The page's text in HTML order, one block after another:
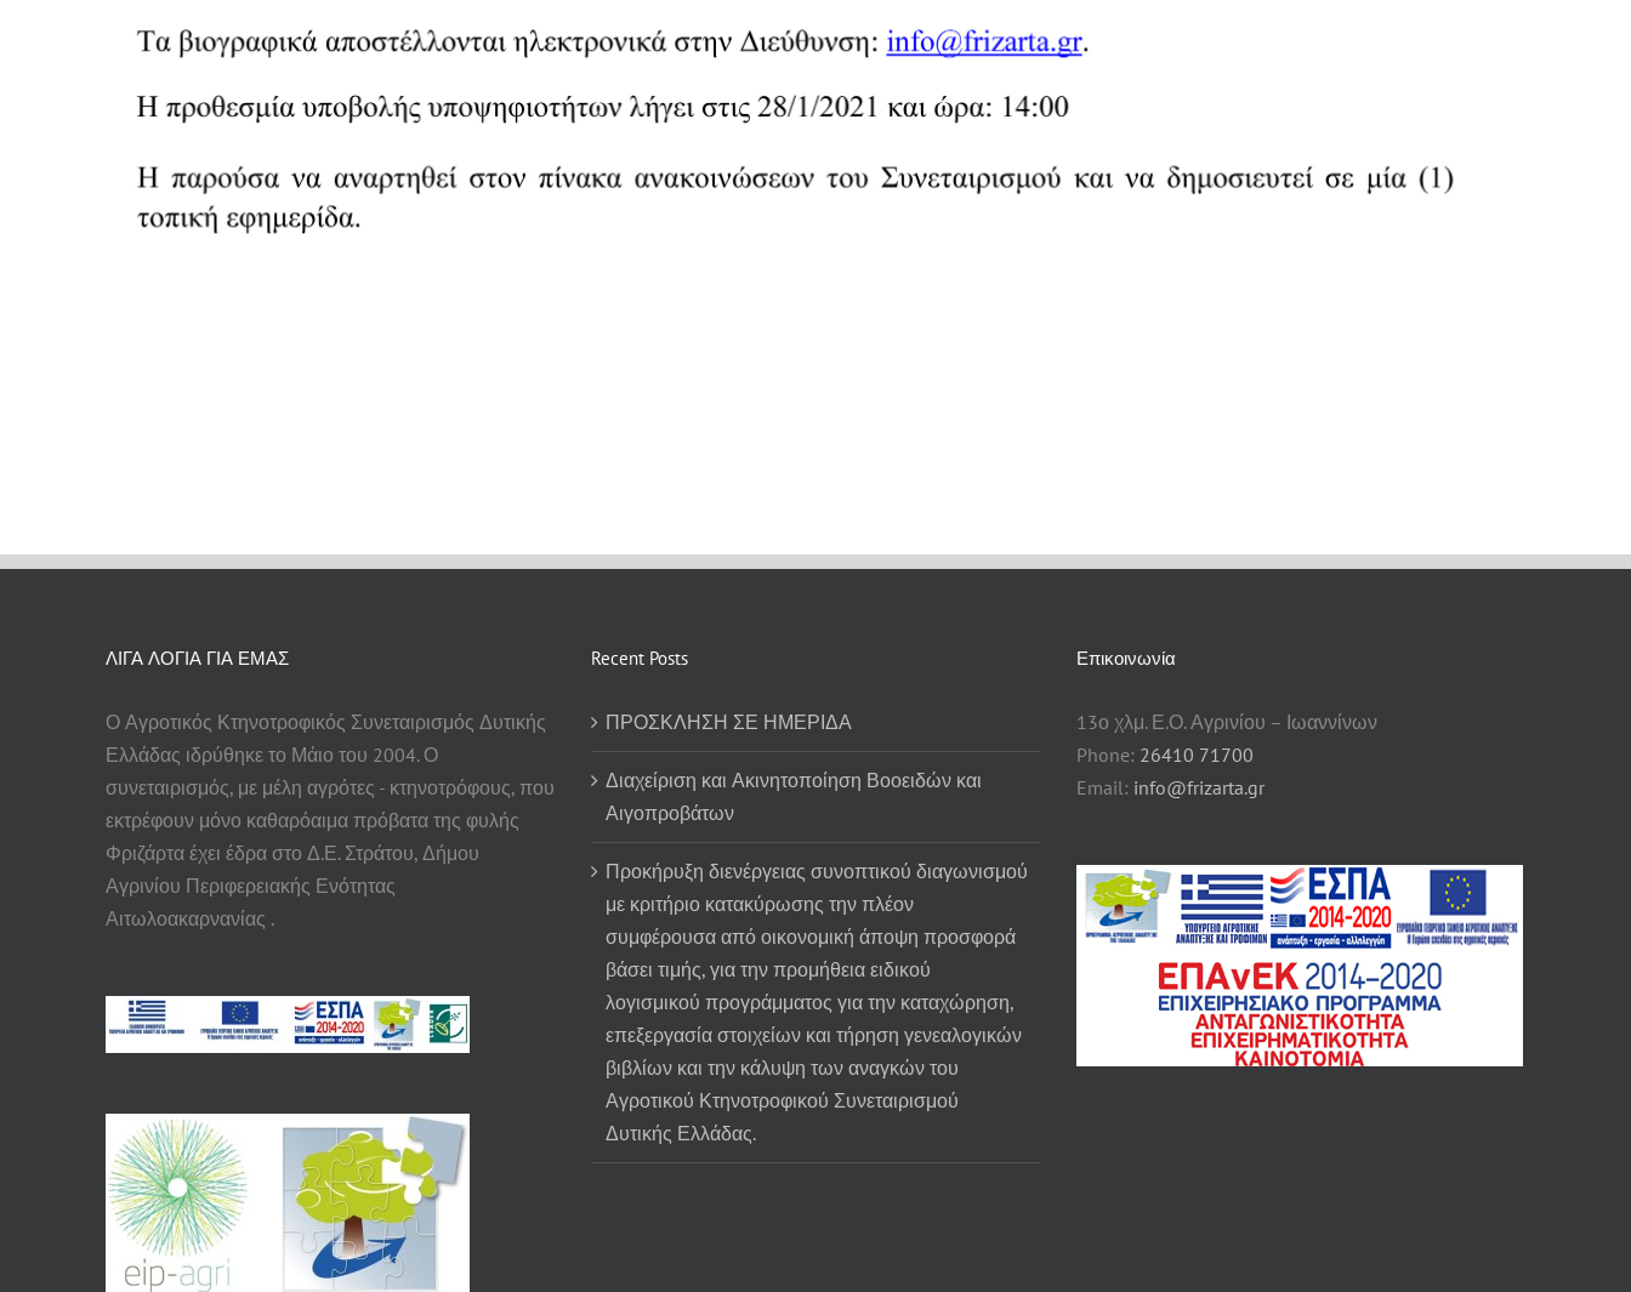
ΛΙΓΑ ΛΟΓΙΑ ΓΙΑ ΕΜΑΣ
Ο Αγροτικός Κτηνοτροφικός Συνεταιρισμός Δυτικής
Ελλάδας ιδρύθηκε το Μάιο του 2004. Ο
συνεταιρισμός, με μέλη αγρότες - κτηνοτρόφους, που
εκτρέφουν μόνο καθαρόαιμα πρόβατα της φυλής
Φριζάρτα έχει έδρα στο Δ.Ε. Στράτου, Δήμου
Αγρινίου Περιφερειακής Ενότητας
Αιτωλοακαρνανίας .
Recent Posts
ΠΡΟΣΚΛΗΣΗ ΣΕ ΗΜΕΡΙΔΑ
Διαχείριση και Ακινητοποίηση Βοοειδών και
Αιγοπροβάτων
Προκήρυξη διενέργειας συνοπτικού διαγωνισμού
με κριτήριο κατακύρωσης την πλέον
συμφέρουσα από οικονομική άποψη προσφορά
βάσει τιμής, για την προμήθεια ειδικού
λογισμικού προγράμματος για την καταχώρηση,
επεξεργασία στοιχείων και τήρηση γενεαλογικών
βιβλίων και την κάλυψη των αναγκών του
Αγροτικού Κτηνοτροφικού Συνεταιρισμού
Δυτικής Ελλάδας.
Επικοινωνία
13ο χλμ. Ε.Ο. Αγρινίου – Ιωαννίνων
Phone: 26410 71700
Email: info@frizarta.gr